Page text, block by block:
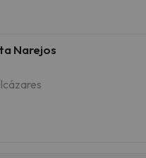
Narejos